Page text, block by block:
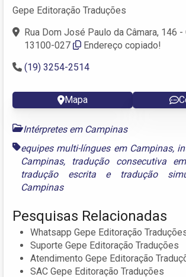
Gepe Editoração Traduções
Rua Dom José Paulo da Câmara, 146
13100-027
Endereço copiado!
(19) 3254-2514
Mapa
Intérpretes em Campinas
equipes multi-língues em Campinas,
Campinas, tradução consecutiva
tradução escritae
tradução
Campinas
Pesquisas Relacionadas
Whatsapp Gepe Editoração
Suporte Gepe Editoração Traduções
Atendimento Gepe Editoração
SAC Gepe Editoração Traduções